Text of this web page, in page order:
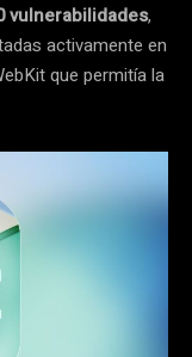
vulnerabilidades,
activamente en
que permitía la